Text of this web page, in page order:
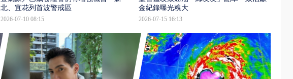
北、宜花列首波警戒區
2026-07-10 08:15
金紀錄曝光糗大
2026-07-15 16:13